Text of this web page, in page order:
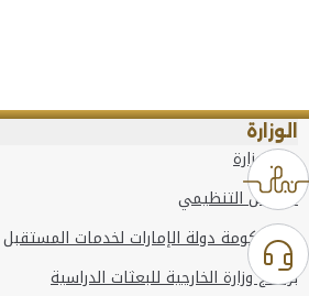
الوزارة
عن الوزارة
الهيكل التنظيمي
وعد حكومة دولة الإمارات لخدمات المستقبل
برنامج وزارة الخارجية للبعثات الدراسية